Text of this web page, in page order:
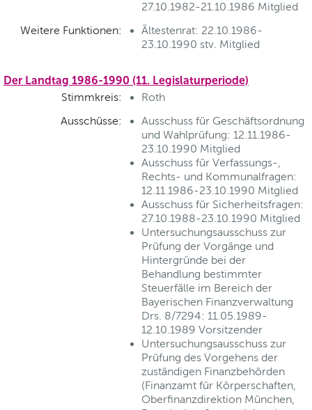
27.10.1982-21.10.1986 Mitglied
Weitere Funktionen:
Ältestenrat: 22.10.1986-
23.10.1990 stv. Mitglied
Der Landtag 1986-1990 (11. Legislaturperiode)
Stimmkreis:
Roth
Ausschüsse:
Ausschuss für Geschäftsordnung
und Wahlprüfung: 12.11.1986-
23.10.1990 Mitglied
Ausschuss für Verfassungs-,
Rechts- und Kommunalfragen:
12.11.1986-23.10.1990 Mitglied
Ausschuss für Sicherheitsfragen:
27.10.1988-23.10.1990 Mitglied
Untersuchungsausschuss zur
Prüfung der Vorgänge und
Hintergründe bei der
Behandlung bestimmter
Steuerfälle im Bereich der
Bayerischen Finanzverwaltung
Drs. 8/7294: 11.05.1989-
12.10.1989 Vorsitzender
Untersuchungsausschuss zur
Prüfung des Vorgehens der
zuständigen Finanzbehörden
(Finanzamt für Körperschaften,
Oberfinanzdirektion München,